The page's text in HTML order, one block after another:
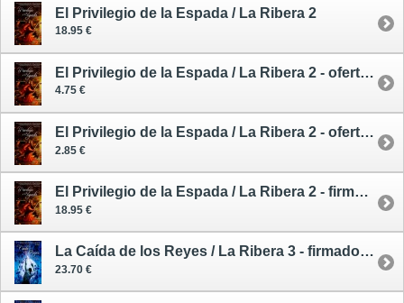
El Privilegio de la Espada / La Ribera 2
18.95 €
El Privilegio de la Espada / La Ribera 2 - oferta - segunda mano
4.75 €
El Privilegio de la Espada / La Ribera 2 - oferta - segunda mano
2.85 €
El Privilegio de la Espada / La Ribera 2 - firmado por la autora
18.95 €
La Caída de los Reyes / La Ribera 3 - firmado por las autoras
23.70 €